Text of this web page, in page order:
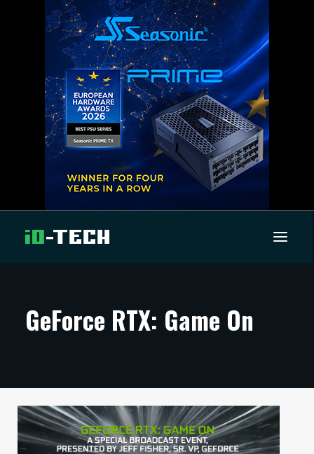
ARTIKKELIT
TECHBBS
TIETOA
HINTA.FI
GeForce RTX: Game On